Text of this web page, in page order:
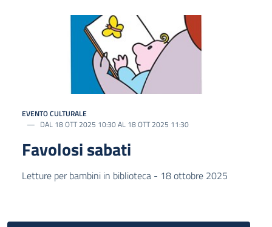
EVENTO CULTURALE
DAL 18 OTT 2025 10:30 AL 18 OTT 2025 11:30
Favolosi sabati
Letture per bambini in biblioteca - 18 ottobre 2025